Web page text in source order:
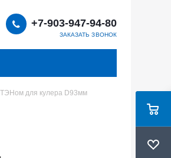
+7-903-947-94-80
ЗАКАЗАТЬ ЗВОНОК
ТЭНом для кулера D93мм